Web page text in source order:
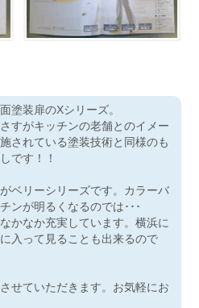
塗装扉のXシリーズ。
すがキッチンの老舗とのイメー
されている塗装技術と同様のも
です！！
ベリーシリーズです。カラーバ
ンが明るくなるのでは･･･
かなか充実しています。横浜に
入って見ることも出来るので
せていただきます。お気軽にお